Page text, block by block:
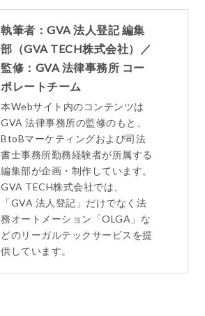
執筆者：GVA 法人登記 編集
部（GVA TECH株式会社）／
監修：GVA 法律事務所 コー
ポレートチーム
本Webサイト内のコンテンツは
GVA 法律事務所の監修のもと、
BtoBマーケティングおよび司法
書士事務所勤務経験者が所属する
編集部が企画・制作しています。
GVA TECH株式会社では、
「GVA 法人登記」だけでなく法
務オートメーション「OLGA」な
どのリーガルテックサービスを提
供しています。